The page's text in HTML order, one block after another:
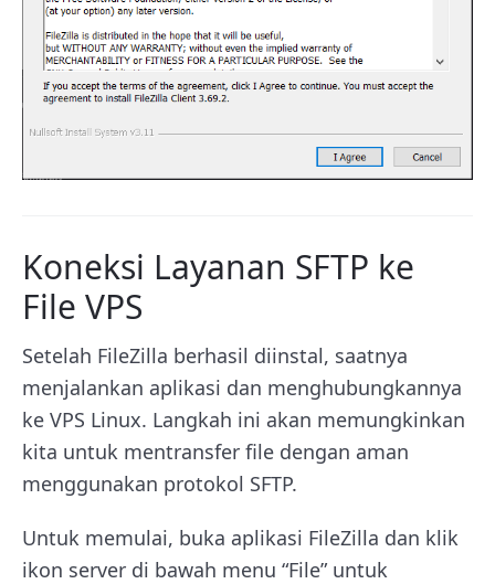
Koneksi Layanan SFTP ke
File VPS
Setelah FileZilla berhasil diinstal, saatnya
menjalankan aplikasi dan menghubungkannya
ke VPS Linux. Langkah ini akan memungkinkan
kita untuk mentransfer file dengan aman
menggunakan protokol SFTP.
Untuk memulai, buka aplikasi FileZilla dan klik
ikon server di bawah menu “File” untuk